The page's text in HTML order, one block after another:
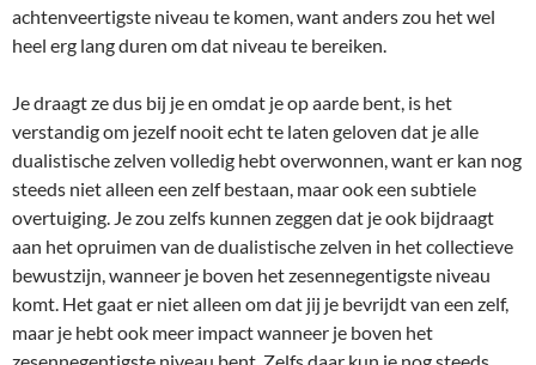
achtenveertigste niveau te komen, want anders zou het wel
heel erg lang duren om dat niveau te bereiken.
Je draagt ze dus bij je en omdat je op aarde bent, is het
verstandig om jezelf nooit echt te laten geloven dat je alle
dualistische zelven volledig hebt overwonnen, want er kan nog
steeds niet alleen een zelf bestaan, maar ook een subtiele
overtuiging. Je zou zelfs kunnen zeggen dat je ook bijdraagt
aan het opruimen van de dualistische zelven in het collectieve
bewustzijn, wanneer je boven het zesennegentigste niveau
komt. Het gaat er niet alleen om dat jij je bevrijdt van een zelf,
maar je hebt ook meer impact wanneer je boven het